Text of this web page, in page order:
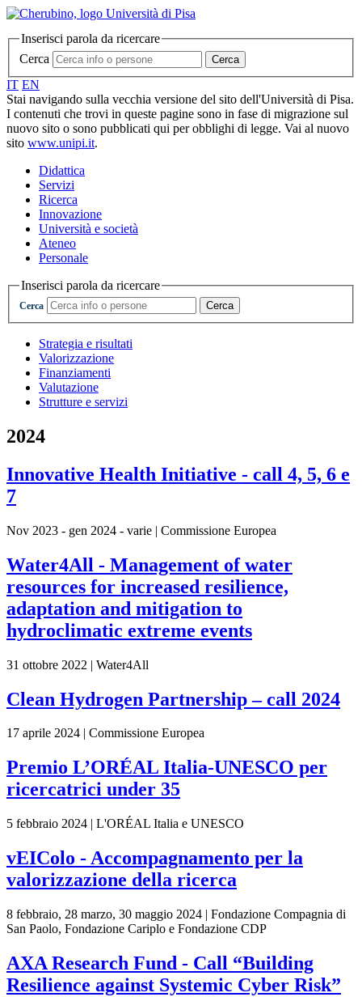
Inserisci parola da ricercare
Cerca
Cerca
IT EN
Stai navigando sulla vecchia versione del sito dell'Università di Pisa.
I contenuti che trovi in queste pagine sono in fase di migrazione sul
nuovo sito o sono pubblicati qui per obblighi di legge. Vai al nuovo
sito www.unipi.it.
Didattica
Servizi
Ricerca
Innovazione
Università e società
Ateneo
Personale
Inserisci parola da ricercare
Cerca Cerca
Strategia e risultati
Valorizzazione
Finanziamenti
Valutazione
Strutture e servizi
2024
Innovative Health Initiative - call 4, 5, 6 e
7
Nov 2023 - gen 2024 - varie | Commissione Europea
Water4All - Management of water
resources for increased resilience,
adaptation and mitigation to
hydroclimatic extreme events
31 ottobre 2022 | Water4All
Clean Hydrogen Partnership – call 2024
17 aprile 2024 | Commissione Europea
Premio L’ORÉAL Italia-UNESCO per
ricercatrici under 35
5 febbraio 2024 | L'ORÉAL Italia e UNESCO
vEIColo - Accompagnamento per la
valorizzazione della ricerca
8 febbraio, 28 marzo, 30 maggio 2024 | Fondazione Compagnia di
San Paolo, Fondazione Cariplo e Fondazione CDP
AXA Research Fund - Call “Building
Resilience against Systemic Cyber Risk”